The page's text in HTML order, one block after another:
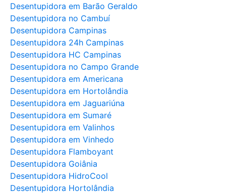
Desentupidora em Barão Geraldo
Desentupidora no Cambuí
Desentupidora Campinas
Desentupidora 24h Campinas
Desentupidora HC Campinas
Desentupidora no Campo Grande
Desentupidora em Americana
Desentupidora em Hortolândia
Desentupidora em Jaguariúna
Desentupidora em Sumaré
Desentupidora em Valinhos
Desentupidora em Vinhedo
Desentupidora Flamboyant
Desentupidora Goiânia
Desentupidora HidroCool
Desentupidora Hortolândia